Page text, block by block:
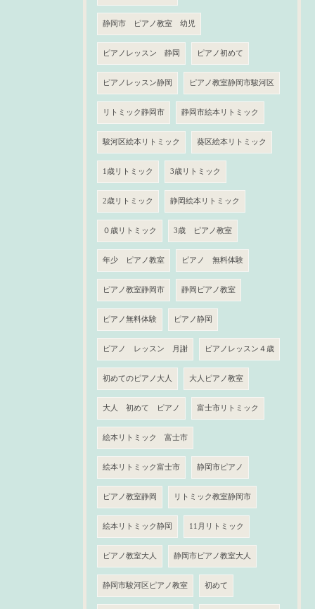
静岡市 ピアノ教室 幼児
ピアノレッスン 静岡 ピアノ初めて
ピアノレッスン静岡 ピアノ教室静岡市駿河区
リトミック静岡市 静岡市絵本リトミック
駿河区絵本リトミック 葵区絵本リトミック
1歳リトミック 3歳リトミック
2歳リトミック 静岡絵本リトミック
０歳リトミック 3歳 ピアノ教室
年少 ピアノ教室 ピアノ 無料体験
ピアノ教室静岡市 静岡ピアノ教室
ピアノ無料体験 ピアノ静岡
ピアノ レッスン 月謝 ピアノレッスン４歳
初めてのピアノ大人 大人ピアノ教室
大人 初めて ピアノ 富士市リトミック
絵本リトミック 富士市
絵本リトミック富士市 静岡市ピアノ
ピアノ教室静岡 リトミック教室静岡市
絵本リトミック静岡 11月リトミック
ピアノ教室大人 静岡市ピアノ教室大人
静岡市駿河区ピアノ教室 初めて